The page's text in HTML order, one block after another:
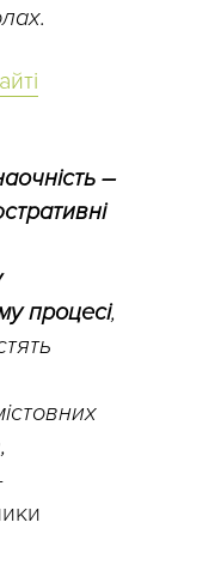
–
процесі,